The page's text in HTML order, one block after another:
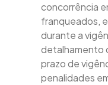
concorrência
franqueados,
durante a
detalhamento
prazo de
penalidades